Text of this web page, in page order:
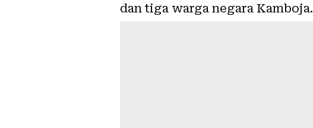
dan tiga warga negara Kamboja.